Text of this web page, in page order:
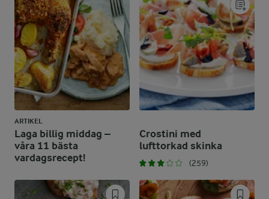
ARTIKEL
Laga billig middag –
våra 11 bästa
vardagsrecept!
Crostini med
lufttorkad skinka
(259)